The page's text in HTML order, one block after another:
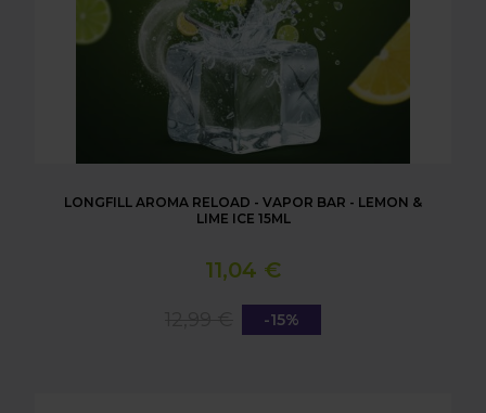
LONGFILL AROMA RELOAD - VAPOR BAR - LEMON &
LIME ICE 15ML
11,04 €
-15%